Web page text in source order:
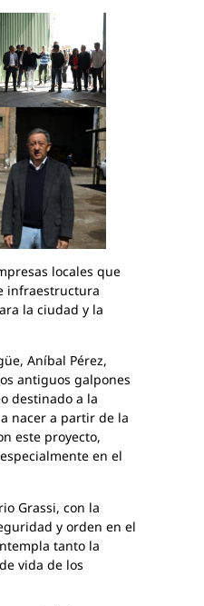
locales que
infraestructura
la ciudad y la
Aníbal Pérez,
antiguos galpones
destinado a la
nacer a partir de la
este proyecto,
en el
Grassi, con la
y orden en el
tanto la
vida de los